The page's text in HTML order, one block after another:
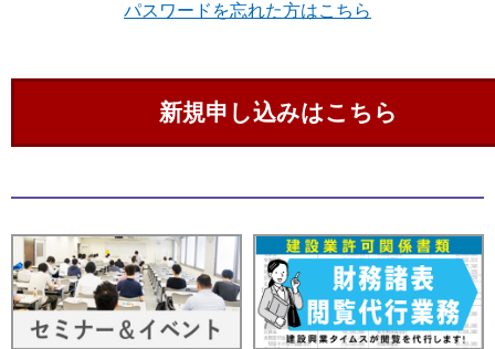
パスワードを忘れた方はこちら
新規申し込みはこちら